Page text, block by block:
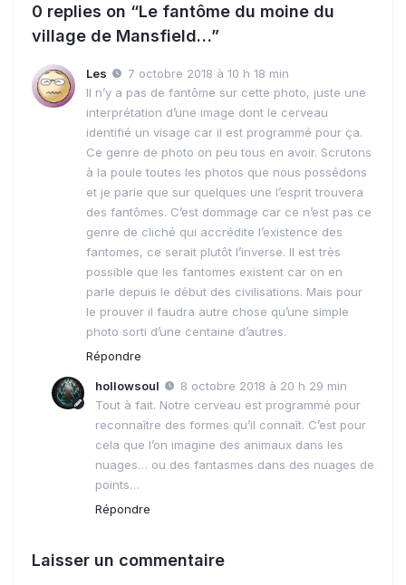
0 replies on “Le fantôme du moine du
village de Mansfield…”
Les
7 octobre 2018 à 10 h 18 min
Il n’y a pas de fantôme sur cette photo, juste une
interprétation d’une image dont le cerveau
identifié un visage car il est programmé pour ça.
Ce genre de photo on peu tous en avoir. Scrutons
à la poule toutes les photos que nous possédons
et je parie que sur quelques une l’esprit trouvera
des fantômes. C’est dommage car ce n’est pas ce
genre de cliché qui accrédite l’existence des
fantomes, ce serait plutôt l’inverse. Il est très
possible que les fantomes existent car on en
parle depuis le début des civilisations. Mais pour
le prouver il faudra autre chose qu’une simple
photo sorti d’une centaine d’autres.
Répondre
hollowsoul
8 octobre 2018 à 20 h 29 min
Tout à fait. Notre cerveau est programmé pour
reconnaître des formes qu’il connaît. C’est pour
cela que l’on imagine des animaux dans les
nuages… ou des fantasmes dans des nuages de
points…
Répondre
Laisser un commentaire